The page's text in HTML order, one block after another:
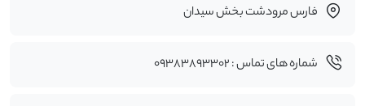
فارس مرودشت بخش سیدان
شماره های تماس : 09383893302